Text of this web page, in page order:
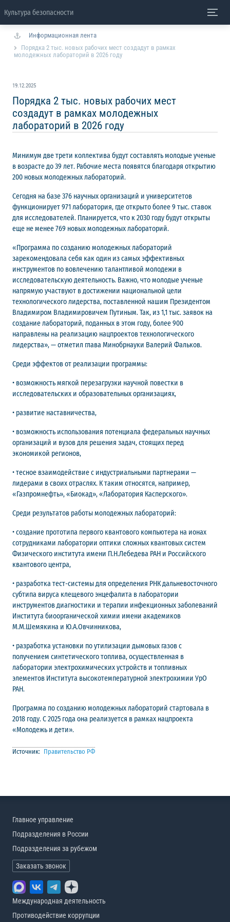
Культура безопасности
Информационная лента
Порядка 2 тыс. новых рабочих мест создадут в рамках
молодежных лабораторий в 2026 году
19.12.2025
Порядка 2 тыс. новых рабочих мест
создадут в рамках молодежных
лабораторий в 2026 году
Минимум две трети коллектива будут составлять молодые ученые
в возрасте до 39 лет. Рабочие места появятся благодаря открытию
200 новых молодежных лабораторий.
Сегодня на базе 376 научных организаций и университетов
функционирует 971 лаборатория, где открыто более 9 тыс. ставок
для исследователей. Планируется, что к 2030 году будут открыты
еще не менее 769 новых молодежных лабораторий.
«Программа по созданию молодежных лабораторий
зарекомендовала себя как один из самых эффективных
инструментов по вовлечению талантливой молодежи в
исследовательскую деятельность. Важно, что молодые ученые
напрямую участвуют в достижении национальной цели
технологического лидерства, поставленной нашим Президентом
Владимиром Владимировичем Путиным. Так, из 1,1 тыс. заявок на
создание лабораторий, поданных в этом году, более 900
направлены на реализацию нацпроектов технологического
лидерства», — отметил глава Минобрнауки Валерий Фальков.
Среди эффектов от реализации программы:
• возможность мягкой перезагрузки научной повестки в
исследовательских и образовательных организациях,
• развитие наставничества,
• возможность использования потенциала федеральных научных
организаций и вузов для решения задач, стоящих перед
экономикой регионов,
• тесное взаимодействие с индустриальными партнерами —
лидерами в своих отраслях. К таким относятся, например,
«Газпромнефть», «Биокад», «Лаборатория Касперского».
Среди результатов работы молодежных лабораторий:
• создание прототипа первого квантового компьютера на ионах
сотрудниками лаборатории оптики сложных квантовых систем
Физического института имени П.Н.Лебедева РАН и Российского
квантового центра,
• разработка тест-системы для определения РНК дальневосточного
субтипа вируса клещевого энцефалита в лаборатории
инструментов диагностики и терапии инфекционных заболеваний
Института биоорганической химии имени академиков
М.М.Шемякина и Ю.А.Овчинникова,
• разработка установки по утилизации дымовых газов с
получением синтетического топлива, осуществленная в
лаборатории электрохимических устройств и топливных
элементов Института высокотемпературной электрохимии УрО
РАН.
Программа по созданию молодежных лабораторий стартовала в
2018 году. С 2025 года она реализуется в рамках нацпроекта
«Молодежь и дети».
Источник: Правительство РФ
Главное управление
Подразделения в России
Подразделения за рубежом
Заказать звонок
Международная деятельность
Противодействие коррупции